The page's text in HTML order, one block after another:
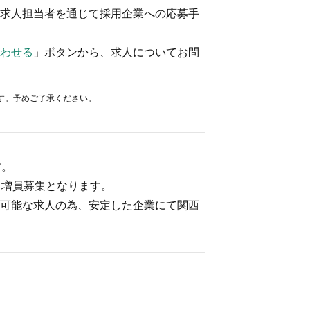
人担当者を通じて採用企業への応募手
せる 」ボタンから、求人についてお問
予めご了承ください。
員募集となります。
能な求人の為、安定した企業にて関西